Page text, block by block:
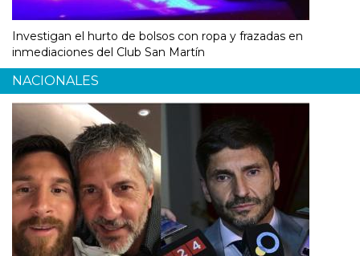
Investigan el hurto de bolsos con ropa y frazadas en
inmediaciones del Club San Martín
NACIONALES